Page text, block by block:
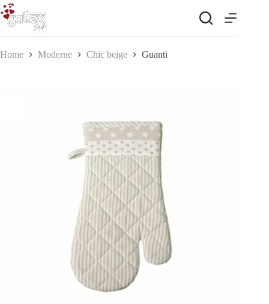
Salta
al
contenuto
Home Moderne Chic beige Guanti